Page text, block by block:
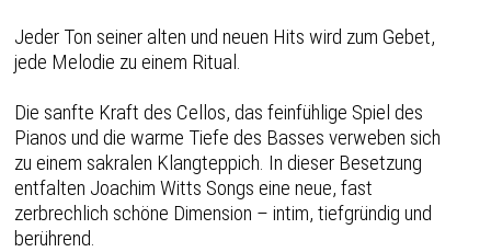
Jeder Ton seiner alten und neuen Hits wird zum Gebet,
jede Melodie zu einem Ritual.
Die sanfte Kraft des Cellos, das feinfühlige Spiel des
Pianos und die warme Tiefe des Basses verweben sich
zu einem sakralen Klangteppich. In dieser Besetzung
entfalten Joachim Witts Songs eine neue, fast
zerbrechlich schöne Dimension – intim, tiefgründig und
berührend.